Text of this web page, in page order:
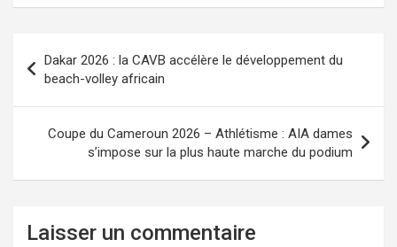
ce
b
o
o
k
st
o
d
o
n
ail ta
er
Dakar 2026 : la CAVB accélère le développement du
beach-volley africain
Coupe du Cameroun 2026 – Athlétisme : AIA dames
s’impose sur la plus haute marche du podium
Laisser un commentaire